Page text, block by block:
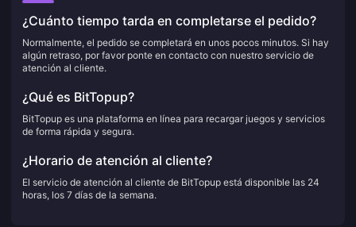
¿Cuánto tiempo tarda en completarse el pedido?
Normalmente, el pedido se completará en unos pocos minutos. Si hay
algún retraso, por favor ponte en contacto con nuestro servicio de
atención al cliente.
¿Qué es BitTopup?
BitTopup es una plataforma en línea para recargar juegos y servicios
de forma rápida y segura.
¿Horario de atención al cliente?
El servicio de atención al cliente de BitTopup está disponible las 24
horas, los 7 días de la semana.